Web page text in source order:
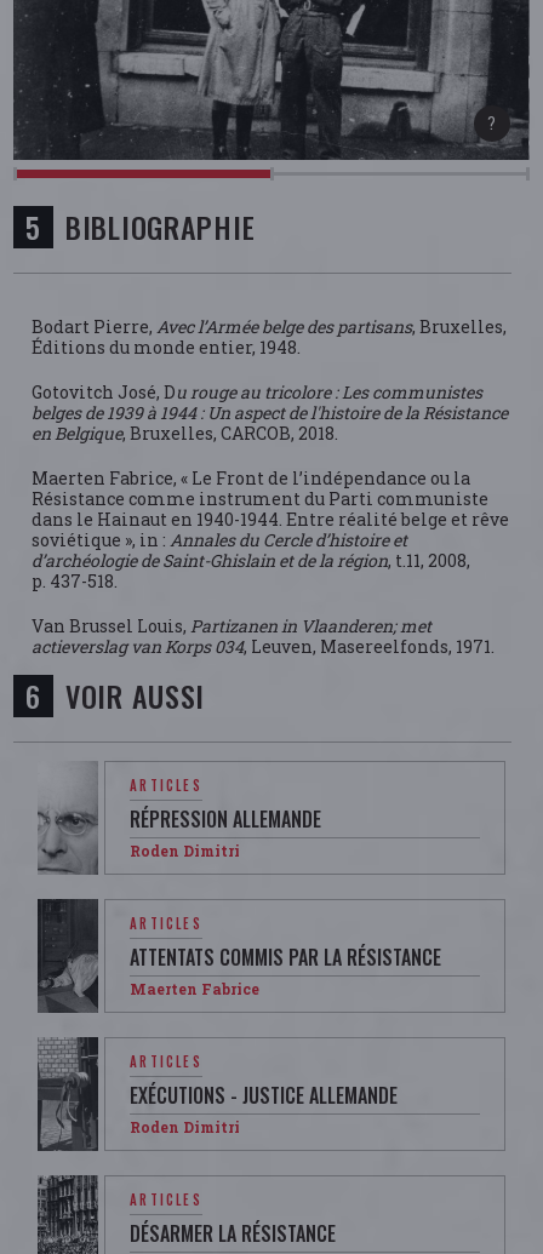
BIBLIOGRAPHIE
Bodart Pierre,Avec l’Armée belge des partisans, Bruxelles,
Éditions du monde entier, 1948.
Gotovitch José, Du rouge au tricolore : Les communistes
belges de 1939 à 1944 : Un aspect de l'histoire de la Résistance
en Belgique, Bruxelles, CARCOB, 2018.
Maerten Fabrice, « Le Front de l’indépendance ou la
Résistance comme instrument du Parti communiste
dans le Hainaut en 1940-1944. Entre réalité belge et rêve
soviétique », in :Annales du Cercle d’histoire et
d’archéologie de Saint-Ghislain et de la région, t.11, 2008,
p. 437-518.
Van Brussel Louis,Partizanen in Vlaanderen; met
actieverslag van Korps 034, Leuven, Masereelfonds, 1971.
VOIR AUSSI
ARTICLES
RÉPRESSION ALLEMANDE
Roden Dimitri
ARTICLES
ATTENTATS COMMIS PAR LA RÉSISTANCE
Maerten Fabrice
ARTICLES
EXÉCUTIONS - JUSTICE ALLEMANDE
Roden Dimitri
ARTICLES
DÉSARMER LA RÉSISTANCE